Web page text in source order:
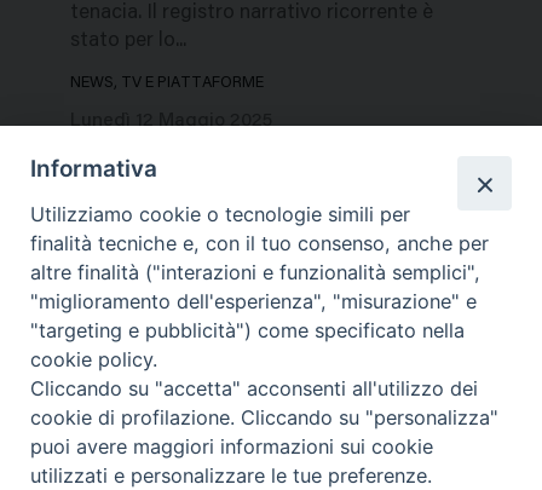
tenacia. Il registro narrativo ricorrente è
stato per lo...
NEWS, TV E PIATTAFORME
Informativa
Utilizziamo cookie o tecnologie simili per
finalità tecniche e, con il tuo consenso, anche per
altre finalità ("interazioni e funzionalità semplici",
"miglioramento dell'esperienza", "misurazione" e
"targeting e pubblicità") come specificato nella
cookie policy.
Cliccando su "accetta" acconsenti all'utilizzo dei
cookie di profilazione. Cliccando su "personalizza"
puoi avere maggiori informazioni sui cookie
utilizzati e personalizzare le tue preferenze.